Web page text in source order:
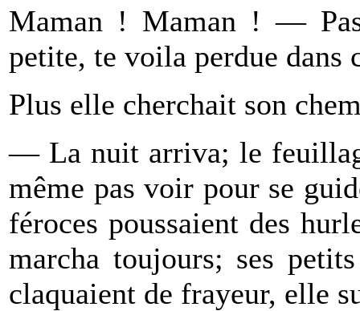
Maman ! Maman ! —
petite, te voila perdue
Plus elle cherchait son
— La nuit arriva; le
même pas voir pour se
féroces poussaient des
marcha toujours; ses
claquaient de frayeur, elle